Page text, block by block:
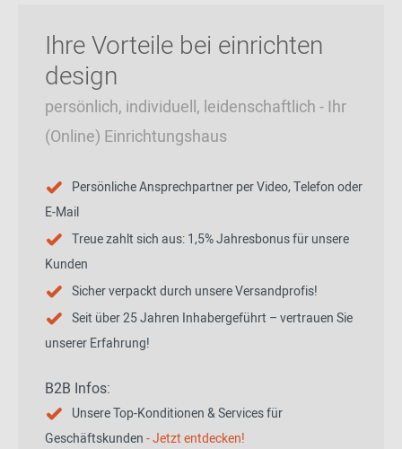
Ihre Vorteile bei einrichten
design
persönlich, individuell, leidenschaftlich - Ihr
(Online) Einrichtungshaus
Persönliche Ansprechpartner per Video, Telefon oder
E-Mail
Treue zahlt sich aus: 1,5% Jahresbonus für unsere
Kunden
Sicher verpackt durch unsere Versandprofis!
Seit über 25 Jahren Inhabergeführt – vertrauen Sie
unserer Erfahrung!
B2B Infos:
Unsere Top-Konditionen & Services für
Geschäftskunden- Jetzt entdecken!